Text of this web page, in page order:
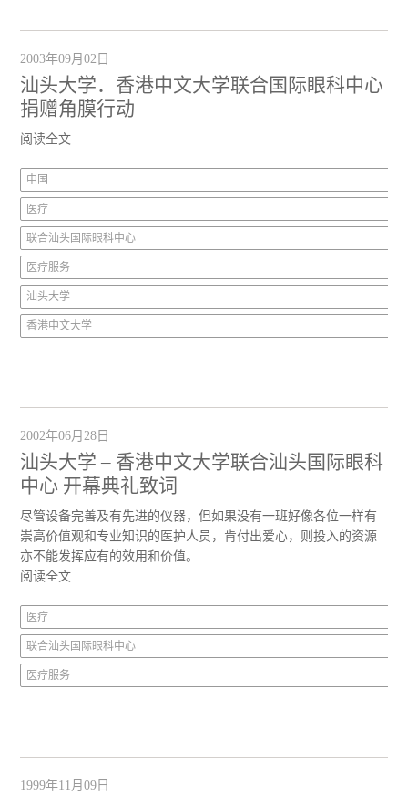
2003年09月02日
汕头大学．香港中文大学联合国际眼科中心
捐赠角膜行动
阅读全文
中国
医疗
联合汕头国际眼科中心
医疗服务
汕头大学
香港中文大学
2002年06月28日
汕头大学 – 香港中文大学联合汕头国际眼科
中心 开幕典礼致词
尽管设备完善及有先进的仪器，但如果没有一班好像各位一样有
崇高价值观和专业知识的医护人员，肯付出爱心，则投入的资源
亦不能发挥应有的效用和价值。
阅读全文
医疗
联合汕头国际眼科中心
医疗服务
1999年11月09日